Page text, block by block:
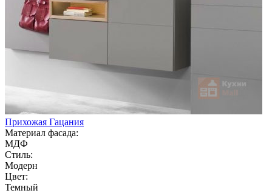
Прихожая Гацания
Материал фасада:
МДФ
Стиль:
Модерн
Цвет:
Темный